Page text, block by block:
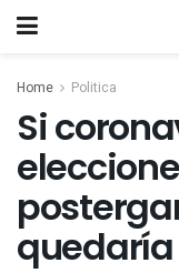
Home Politica
Si